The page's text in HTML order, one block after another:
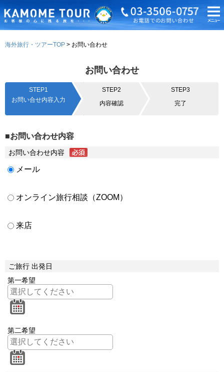
海外旅行・ツアーTOP お問い合わせ
お問い合わせ
STEP1
お問い合せ内容入力
STEP2
内容確認
STEP3
完了
■お問い合わせ内容
お問い合わせ内容
メール
オンライン旅行相談（ZOOM）
来店
ご旅行 出発日
第一希望
第二希望